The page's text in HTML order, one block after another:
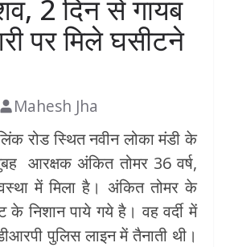
2 दिन से गायब
पर मिले घसीटने
Mahesh Jha
रोड स्थित नवीन लोका मंडी के
आरक्षक अंकित तोमर 36 वर्ष,
में मिला है। अंकित तोमर के
के निशान पाये गये है। वह वर्दी में
पुलिस लाइन में तैनाती थी।